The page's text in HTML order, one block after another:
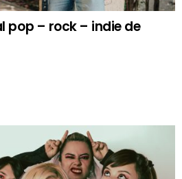
pop – rock – indie de